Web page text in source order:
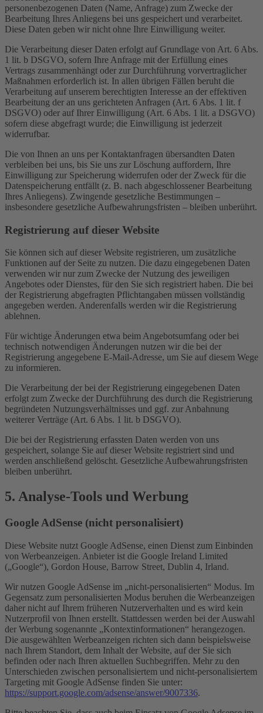
personenbezogenen Daten (Name, Anfrage) zum Zwecke der
Bearbeitung Ihres Anliegens bei uns gespeichert und verarbeitet.
Diese Daten geben wir nicht ohne Ihre Einwilligung weiter.
Die Verarbeitung dieser Daten erfolgt auf Grundlage von Art. 6 Abs.
1 lit. b DSGVO, sofern Ihre Anfrage mit der Erfüllung eines
Vertrags zusammenhängt oder zur Durchführung vorvertraglicher
Maßnahmen erforderlich ist. In allen übrigen Fällen beruht die
Verarbeitung auf unserem berechtigten Interesse an der effektiven
Bearbeitung der an uns gerichteten Anfragen (Art. 6 Abs. 1 lit. f
DSGVO) oder auf Ihrer Einwilligung (Art. 6 Abs. 1 lit. a DSGVO)
sofern diese abgefragt wurde; die Einwilligung ist jederzeit
widerrufbar.
Die von Ihnen an uns per Kontaktanfragen übersandten Daten
verbleiben bei uns, bis Sie uns zur Löschung auffordern, Ihre
Einwilligung zur Speicherung widerrufen oder der Zweck für die
Datenspeicherung entfällt (z. B. nach abgeschlossener Bearbeitung
Ihres Anliegens). Zwingende gesetzliche Bestimmungen –
insbesondere gesetzliche Aufbewahrungsfristen – bleiben unberührt.
Registrierung auf dieser Website
Sie können sich auf dieser Website registrieren, um zusätzliche
Funktionen auf der Seite zu nutzen. Die dazu eingegebenen Daten
verwenden wir nur zum Zwecke der Nutzung des jeweiligen
Angebotes oder Dienstes, für den Sie sich registriert haben. Die bei
der Registrierung abgefragten Pflichtangaben müssen vollständig
angegeben werden. Anderenfalls werden wir die Registrierung
ablehnen.
Für wichtige Änderungen etwa beim Angebotsumfang oder bei
technisch notwendigen Änderungen nutzen wir die bei der
Registrierung angegebene E-Mail-Adresse, um Sie auf diesem Wege
zu informieren.
Die Verarbeitung der bei der Registrierung eingegebenen Daten
erfolgt zum Zwecke der Durchführung des durch die Registrierung
begründeten Nutzungsverhältnisses und ggf. zur Anbahnung
weiterer Verträge (Art. 6 Abs. 1 lit. b DSGVO).
Die bei der Registrierung erfassten Daten werden von uns
gespeichert, solange Sie auf dieser Website registriert sind und
werden anschließend gelöscht. Gesetzliche Aufbewahrungsfristen
bleiben unberührt.
5. Analyse-Tools und Werbung
Google AdSense (nicht personalisiert)
Diese Website nutzt Google AdSense, einen Dienst zum Einbinden
von Werbeanzeigen. Anbieter ist die Google Ireland Limited
(„Google“), Gordon House, Barrow Street, Dublin 4, Irland.
Wir nutzen Google AdSense im „nicht-personalisierten“ Modus. Im
Gegensatz zum personalisierten Modus beruhen die Werbeanzeigen
daher nicht auf Ihrem früheren Nutzerverhalten und es wird kein
Nutzerprofil von Ihnen erstellt. Stattdessen werden bei der Auswahl
der Werbung sogenannte „Kontextinformationen“ herangezogen.
Die ausgewählten Werbeanzeigen richten sich dann beispielsweise
nach Ihrem Standort, dem Inhalt der Website, auf der Sie sich
befinden oder nach Ihren aktuellen Suchbegriffen. Mehr zu den
Unterschieden zwischen personalisiertem und nicht-personalisiertem
Targeting mit Google AdSense finden Sie unter:
https://support.google.com/adsense/answer/9007336.